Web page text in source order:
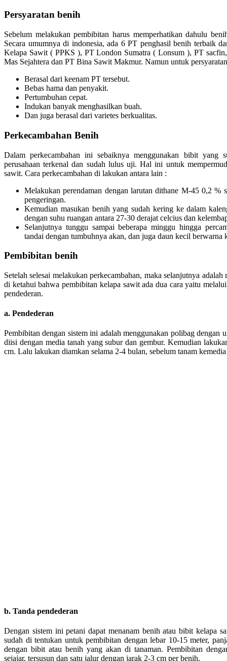
Persyaratan benih
Sebelum melakukan pembibitan harus memperhatikan dahulu
Secara umumnya di indonesia, ada 6 PT penghasil benih terbaik
Kelapa Sawit ( PPKS ), PT London Sumatra ( Lonsum ), PT
Mas Sejahtera dan PT Bina Sawit Makmur. Namun untuk
Berasal dari keenam PT tersebut.
Bebas hama dan penyakit.
Pertumbuhan cepat.
Indukan banyak menghasilkan buah.
Dan juga berasal dari varietes berkualitas.
Perkecambahan Benih
Dalam perkecambahan ini sebaiknya menggunakan bibit
perusahaan terkenal dan sudah lulus uji. Hal ini untuk
sawit. Cara perkecambahan di lakukan antara lain :
Melakukan perendaman dengan larutan dithane M-45 0,2 %
pengeringan.
Kemudian masukan benih yang sudah kering ke dalam
dengan suhu ruangan antara 27-30 derajat celcius dan
Selanjutnya tunggu sampai beberapa minggu hingga
tandai dengan tumbuhnya akan, dan juga daun kecil berwarna
Pembibitan benih
Setelah selesai melakukan perkecambahan, maka selanjutnya
di ketahui bahwa pembibitan kelapa sawit ada dua cara yaitu
pendederan.
a. Pendederan
Pembibitan dengan sistem ini adalah menggunakan polibag dengan
diisi dengan media tanah yang subur dan gembur. Kemudian
cm. Lalu lakukan diamkan selama 2-4 bulan, sebelum tanam
b. Tanda pendederan
Dengan sistem ini petani dapat menanam benih atau bibit kelapa
sudah di tentukan untuk pembibitan dengan lebar 10-15 meter,
dengan bibit atau benih yang akan di tanaman. Pembibitan
sejajar, tersusun dan satu jalur dengan jarak 2-3 cm per benih.